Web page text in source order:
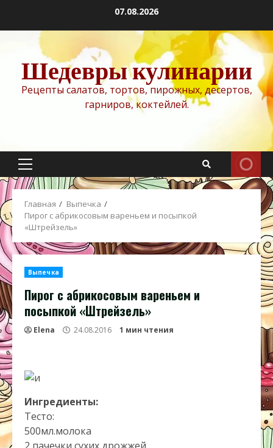
содержимому
07.08.2026
Шедевры кулинарии
Рецепты салатов, тортов, пирожных, десертов,
гарниров, коктейлей.
Основное
меню
Главная
Выпечка
Пирог с абрикосовым вареньем и посыпкой
«Штрейзель»
Выпечка
Пирог с абрикосовым вареньем и
посыпкой «Штрейзель»
Elena 24.08.2016 1 мин чтения
Ингредиенты:
Тесто:
500мл.молока